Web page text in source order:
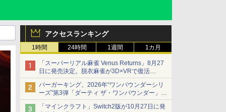
アクセスランキング
1時間 24時間 1週間 1カ月
「スーパーリアル麻雀 Venus Returns」8月27
日に発売決定。脱衣麻雀が3D×VRで復活
発売から2週間は20%オフになるセールが実施
バーガーキング、2026年“ワンパウンダーシリ
ーズ”第3弾「ダーティ ザ・ワンパウンダー」を
8月7日発売
「特製ガーリックマヨソース」を使用した超大
「マインクラフト」Switch2版が10月27日に発